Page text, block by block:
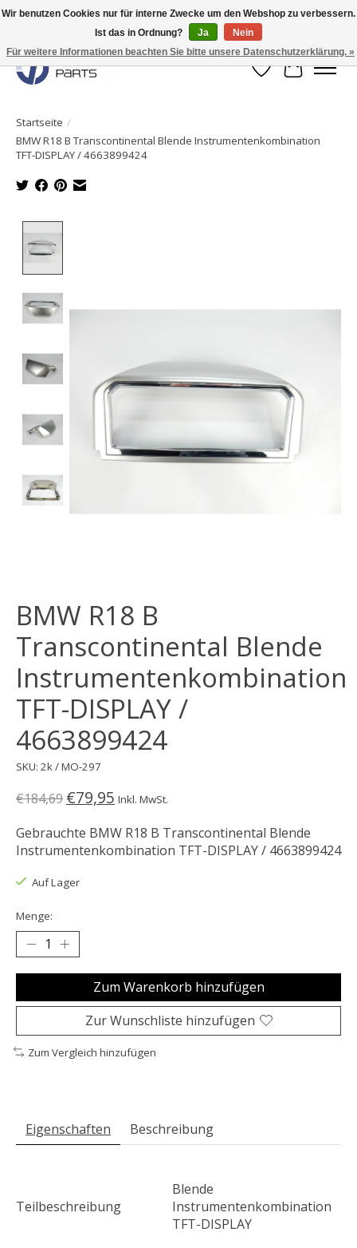
Originale Teile sofort lieferbar!
Wunschzettel
Ihr
Startseite /
BMW R18 B Transcontinental Blende Instrumentenkombination
TFT-DISPLAY / 4663899424
BMW R18 B
Transcontinental Blende
Instrumentenkombination
TFT-DISPLAY /
4663899424
SKU: 2k / MO-297
€184,69 €79,95 Inkl. MwSt.
Gebrauchte BMW R18 B Transcontinental Blende
Instrumentenkombination TFT-DISPLAY / 4663899424
Auf Lager
Menge:
Zum Warenkorb hinzufügen
Zur Wunschliste hinzufügen
Zum Vergleich hinzufügen
Eigenschaften Beschreibung
Teilbeschreibung
Blende
Instrumentenkombination
TFT-DISPLAY
Wir benutzen Cookies nur für interne Zwecke um den Webshop zu verbessern.
Ist das in Ordnung?
Ja
Nein
Für weitere Informationen beachten Sie bitte unsere Datenschutzerklärung. »